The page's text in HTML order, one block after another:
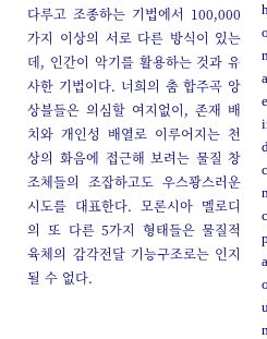
다루고 조종하는 기법에서 100,000
가지 이상의 서로 다른 방식이 있는
데, 인간이 악기를 활용하는 것과 유
사한 기법이다. 너희의 춤 합주곡 앙
상블들은 의심할 여지없이, 존재 배
치와 개인성 배열로 이루어지는 천
상의 화음에 접근해 보려는 물질 창
조체들의 조잡하고도 우스꽝스러운
시도를 대표한다. 모론시아 멜로디
의 또 다른 5가지 형태들은 물질적
육체의 감각전달 기능구조로는 인지
될 수 없다.